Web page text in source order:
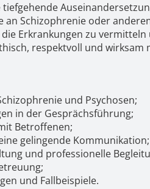
tiefgehende
an Schizophrenie oder
Erkrankungen zu
respektvoll und
und Psychosen;
in der Gesprächsführung;
Betroffenen;
gelingende Kommunikation;
und professionelle
und Fallbeispiele.